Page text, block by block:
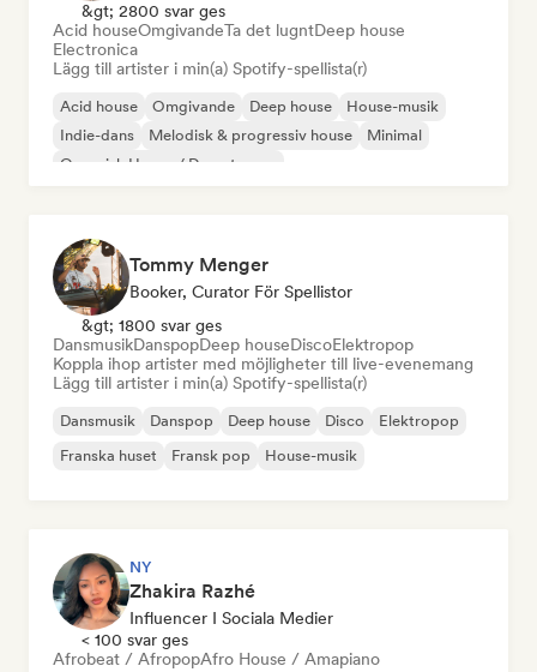
&gt; 2800 svar ges
Acid houseOmgivandeTa det lugntDeep house
Electronica
Lägg till artister i min(a) Spotify-spellista(r)
Acid house Omgivande Deep house
House-musik
Indie-dans
Melodisk & progressiv house
Minimal
Organisk House / Downtempo
Tommy Menger
Booker, Curator För Spellistor
&gt; 1800 svar ges
DansmusikDanspopDeep houseDiscoElektropop
Koppla ihop artister med möjligheter till live-evenemang
Lägg till artister i min(a) Spotify-spellista(r)
Dansmusik Danspop Deep house Disco
Elektropop
Franska huset
Fransk pop House-musik
NY
Zhakira Razhé
Influencer I Sociala Medier
< 100 svar ges
Afrobeat / AfropopAfro House / Amapiano